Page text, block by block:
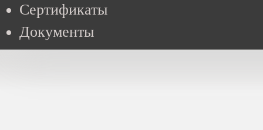
Сертификаты
Документы